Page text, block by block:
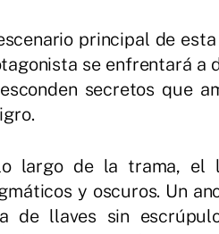
principal de
se enfrentará a
secretos que
largo de la trama, el
y oscuros. Un
de llaves sin